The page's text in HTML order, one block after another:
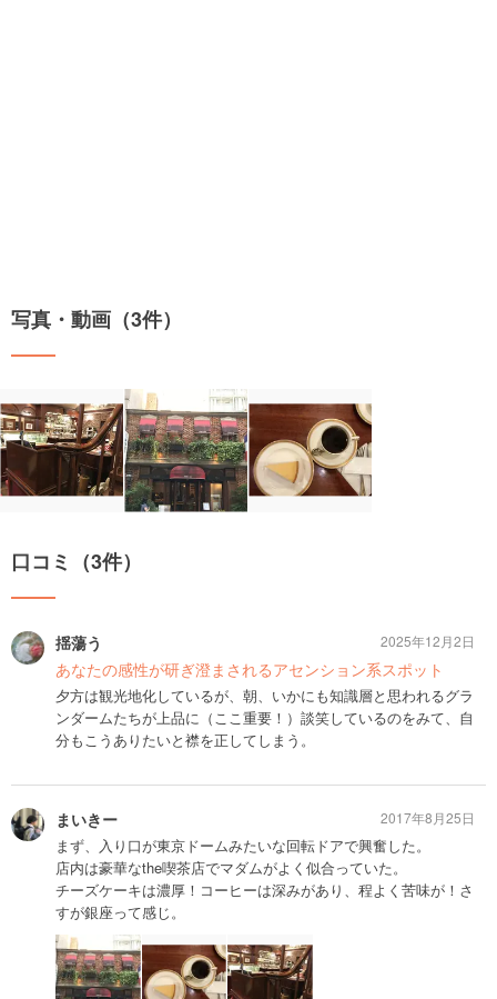
写真・動画（3件）
口コミ（3件）
揺蕩う
あなたの感性が研ぎ澄まされるアセンション系スポット
夕方は観光地化しているが、朝、いかにも知識層と思われるグラ
ンダームたちが上品に（ここ重要！）談笑しているのをみて、自
分もこうありたいと襟を正してしまう。
2025年12月2日
まいきー
まず、入り口が東京ドームみたいな回転ドアで興奮した。
店内は豪華なthe喫茶店でマダムがよく似合っていた。
チーズケーキは濃厚！コーヒーは深みがあり、程よく苦味が！さ
すが銀座って感じ。
2017年8月25日